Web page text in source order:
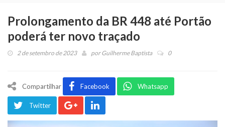
Prolongamento da BR 448 até Portão
poderá ter novo traçado
2 de setembro de 2023 porGuilherme Baptista 0
Compartilhar Facebook Whatsapp
Twitter